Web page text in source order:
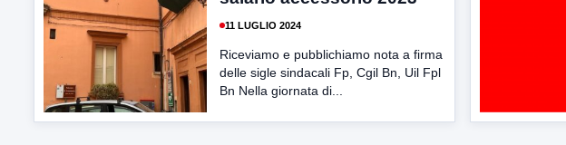
11 LUGLIO 2024
Riceviamo e pubblichiamo nota a firma
delle sigle sindacali Fp, Cgil Bn, Uil Fpl
Bn Nella giornata di...